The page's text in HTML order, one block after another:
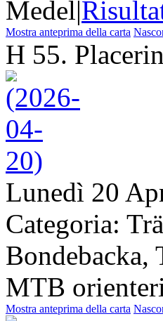
Medel|
Mostra anteprima della carta
H 55.
Lunedì 20
Categoria:
Bondebacka,
MTB
Mostra anteprima della carta